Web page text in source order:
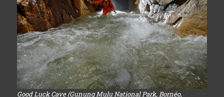
Good Luck Cave (Gunung Mulu National Park, Bornéo,